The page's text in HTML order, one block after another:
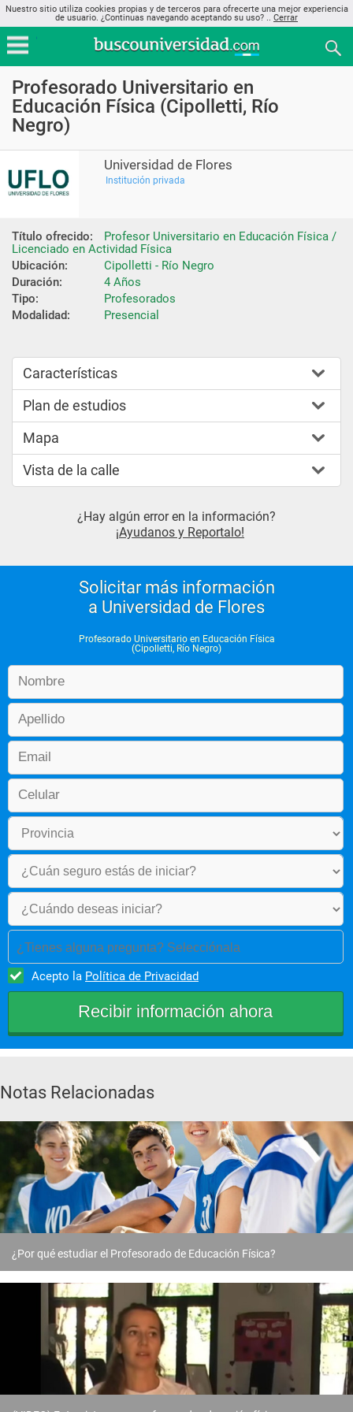
Nuestro sitio utiliza cookies propias y de terceros para ofrecerte una mejor experiencia
de usuario. ¿Continuas navegando aceptando su uso? .. Cerrar
Profesorado Universitario en
Educación Física (Cipolletti, Río
Negro)
Universidad de Flores
Institución privada
Título ofrecido:
Profesor Universitario en Educación Física /
Licenciado en Actividad Física
Ubicación:
Cipolletti - Río Negro
Duración:
4 Años
Tipo:
Profesorados
Modalidad:
Presencial
Características
Plan de estudios
Mapa
Vista de la calle
¿Hay algún error en la información?
¡Ayudanos y Reportalo!
Solicitar más información
a Universidad de Flores
Profesorado Universitario en Educación Física
(Cipolletti, Río Negro)
¿Tienes alguna pregunta? Selecciónala
Acepto la Política de Privacidad
Notas Relacionadas
¿Por qué estudiar el Profesorado de Educación Física?